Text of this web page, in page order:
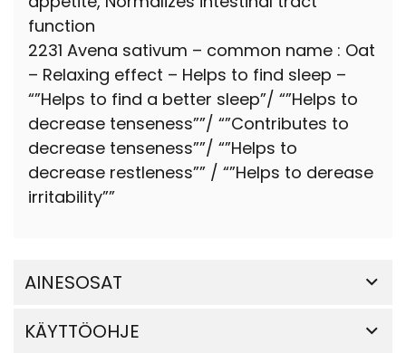
function
2231 Avena sativum – common name : Oat
– Relaxing effect – Helps to find sleep –
“”Helps to find a better sleep”/ “”Helps to
decrease tenseness””/ “”Contributes to
decrease tenseness””/ “”Helps to
decrease restleness”” / “”Helps to derease
irritability””
AINESOSAT
KÄYTTÖOHJE